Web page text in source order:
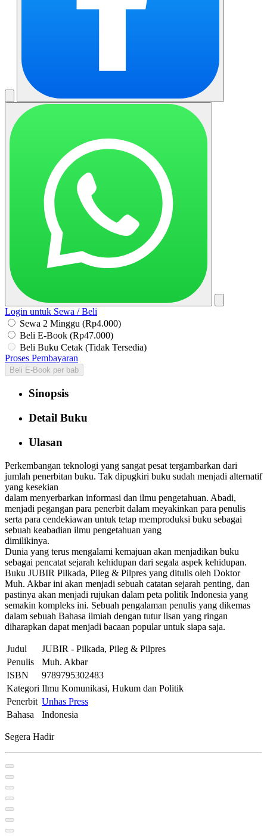
Login untuk Sewa / Beli
Sewa 2 Minggu (Rp4.000)
Beli E-Book (Rp47.000)
Beli Buku Cetak (Tidak Tersedia)
Proses Pembayaran
Beli E-Book per bab
Sinopsis
Detail Buku
Ulasan
Perkembangan teknologi yang sangat pesat tergambarkan dari
jumlah penerbitan buku. Tak dipugkiri buku sudah menjadi alternatif
yang kesekian
dalam menyerbarkan informasi dan ilmu pengetahuan. Abadi,
menjadi pegangan para penerbit dalam meyakinkan para penulis
serta para cendekiawan untuk tetap memproduksi buku sebagai
sebuah keabadian ilmu pengetahuan yang
dimilikinya.
Dunia yang terus mengalami kemajuan akan menjadikan buku
sebagai pencatat sejarah kehidupan dari segala aspek kehidupan.
Buku JUBIR Pilkada, Pileg & Pilpres yang ditulis oleh Doktor
Muh. Akbar ini akan menjadi sebuah catatan sejarah penting, dan
pastinya akan menjadi rujukan dalam peta politik Indonesia yang
semakin kompleks ini. Sebuah pengalaman penulis yang dikemas
dalam sebuah Bahasa ilmiah dengan tutur lisan yang ringan
diharapkan dapat menjadi bacaan popular untuk siapa saja.
Judul
JUBIR - Pilkada, Pileg & Pilpres
Penulis
Muh. Akbar
ISBN
9789795302483
Kategori Ilmu Komunikasi, Hukum dan Politik
Penerbit Unhas Press
Bahasa
Indonesia
Segera Hadir